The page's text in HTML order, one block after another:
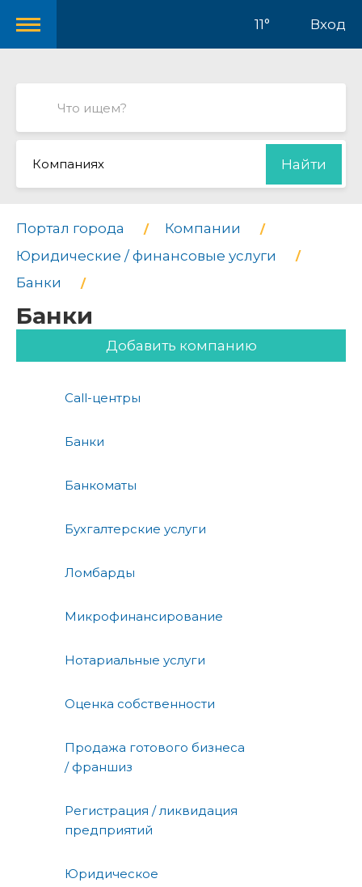
11° Вход
Компаниях Найти
Портал города
Компании
Юридические / финансовые услуги
Банки
Банки
Добавить компанию
Call-центры
Банки
Банкоматы
Бухгалтерские услуги
Ломбарды
Микрофинансирование
Нотариальные услуги
Оценка собственности
Продажа готового бизнеса
/ франшиз
Регистрация / ликвидация
предприятий
Юридическое